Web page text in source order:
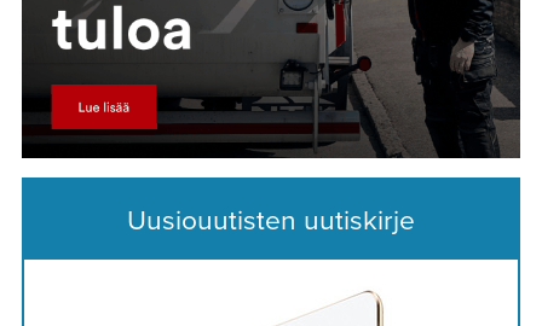
Uusiouutisten uutiskirje